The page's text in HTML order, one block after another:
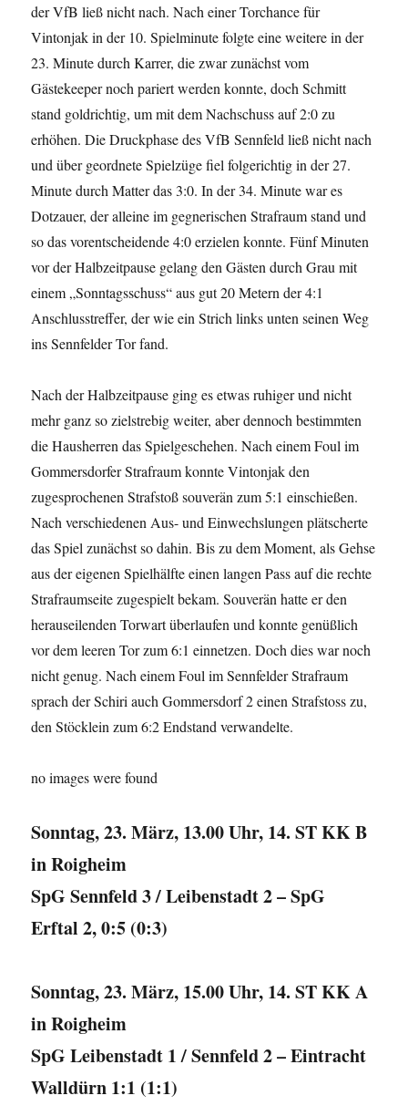
der VfB ließ nicht nach. Nach einer Torchance für
Vintonjak in der 10. Spielminute folgte eine weitere in der
23. Minute durch Karrer, die zwar zunächst vom
Gästekeeper noch pariert werden konnte, doch Schmitt
stand goldrichtig, um mit dem Nachschuss auf 2:0 zu
erhöhen. Die Druckphase des VfB Sennfeld ließ nicht nach
und über geordnete Spielzüge fiel folgerichtig in der 27.
Minute durch Matter das 3:0. In der 34. Minute war es
Dotzauer, der alleine im gegnerischen Strafraum stand und
so das vorentscheidende 4:0 erzielen konnte. Fünf Minuten
vor der Halbzeitpause gelang den Gästen durch Grau mit
einem „Sonntagsschuss“ aus gut 20 Metern der 4:1
Anschlusstreffer, der wie ein Strich links unten seinen Weg
ins Sennfelder Tor fand.
Nach der Halbzeitpause ging es etwas ruhiger und nicht
mehr ganz so zielstrebig weiter, aber dennoch bestimmten
die Hausherren das Spielgeschehen. Nach einem Foul im
Gommersdorfer Strafraum konnte Vintonjak den
zugesprochenen Strafstoß souverän zum 5:1 einschießen.
Nach verschiedenen Aus- und Einwechslungen plätscherte
das Spiel zunächst so dahin. Bis zu dem Moment, als Gehse
aus der eigenen Spielhälfte einen langen Pass auf die rechte
Strafraumseite zugespielt bekam. Souverän hatte er den
herauseilenden Torwart überlaufen und konnte genüßlich
vor dem leeren Tor zum 6:1 einnetzen. Doch dies war noch
nicht genug. Nach einem Foul im Sennfelder Strafraum
sprach der Schiri auch Gommersdorf 2 einen Strafstoss zu,
den Stöcklein zum 6:2 Endstand verwandelte.
no images were found
Sonntag, 23. März, 13.00 Uhr, 14. ST KK B
in Roigheim
SpG Sennfeld 3 / Leibenstadt 2 – SpG
Erftal 2, 0:5 (0:3)
Sonntag, 23. März, 15.00 Uhr, 14. ST KK A
in Roigheim
SpG Leibenstadt 1 / Sennfeld 2 – Eintracht
Walldürn 1:1 (1:1)